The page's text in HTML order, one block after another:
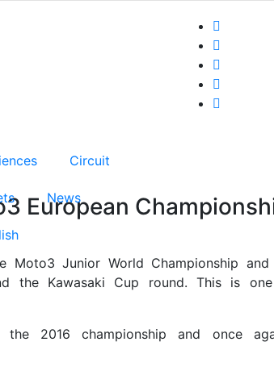
Circuit
News
European
Moto3 Junior World Championship and
the Kawasaki Cup round. This is
2016 championship and once